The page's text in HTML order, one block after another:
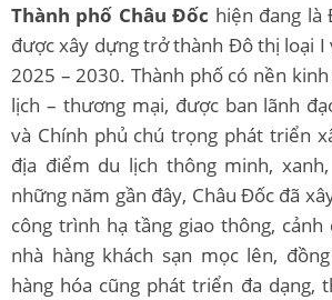
Thành phố Châu Đốc hiện đang là
được xây dựng trở thành Đô thị loại I
2025 – 2030. Thành phố có nền
lịch – thương mại, được ban lãnh
và Chính phủ chú trọng phát triển
địa điểm du lịch thông minh,
những năm gần đây, Châu Đốc đã
công trình hạ tầng giao thông, cảnh
nhà hàng khách sạn mọc lên,
hàng hóa cũng phát triển đa dạng,